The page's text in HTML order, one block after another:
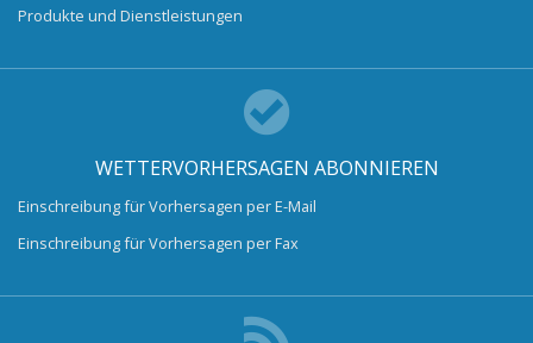
Produkte und Dienstleistungen
WETTERVORHERSAGEN ABONNIEREN
Einschreibung für Vorhersagen per E-Mail
Einschreibung für Vorhersagen per Fax